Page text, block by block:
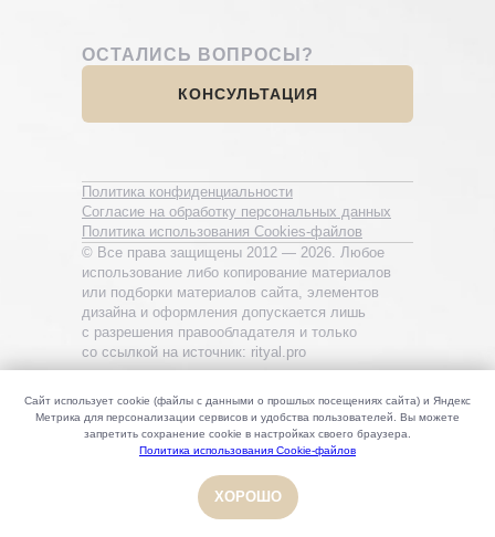
Сайт использует cookie (файлы с данными о прошлых посещениях сайта) и Яндекс
Метрика для персонализации сервисов и удобства пользователей. Вы можете
запретить сохранение cookie в настройках своего браузера.
Политика использования Cookie-файлов
ХОРОШО
ОСТАЛИСЬ ВОПРОСЫ?
КОНСУЛЬТАЦИЯ
Политика конфиденциальности
Согласие на обработку персональных данных
Политика использования Cookies-файлов
© Все права защищены 2012 — 2026. Любое
использование либо копирование материалов
или подборки материалов сайта, элементов
дизайна и оформления допускается лишь
с разрешения правообладателя и только
со ссылкой на источник: rityal.pro